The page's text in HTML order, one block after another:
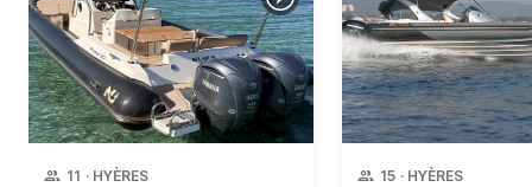
11 · HYÈRES 15 · HYÈRES